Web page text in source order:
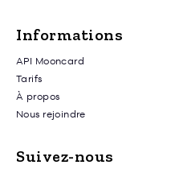
Informations
API Mooncard
Tarifs
À propos
Nous rejoindre
Suivez-nous